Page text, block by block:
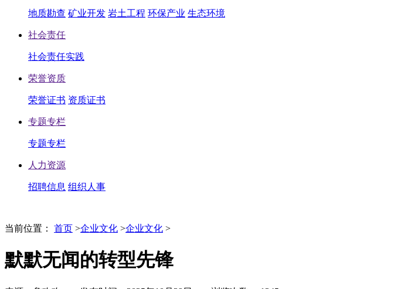
地质勘查 矿业开发 岩土工程 环保产业 生态环境
社会责任
社会责任实践
荣誉资质
荣誉证书 资质证书
专题专栏
专题专栏
人力资源
招聘信息 组织人事
当前位置： 首页 >企业文化 >企业文化 >
默默无闻的转型先锋